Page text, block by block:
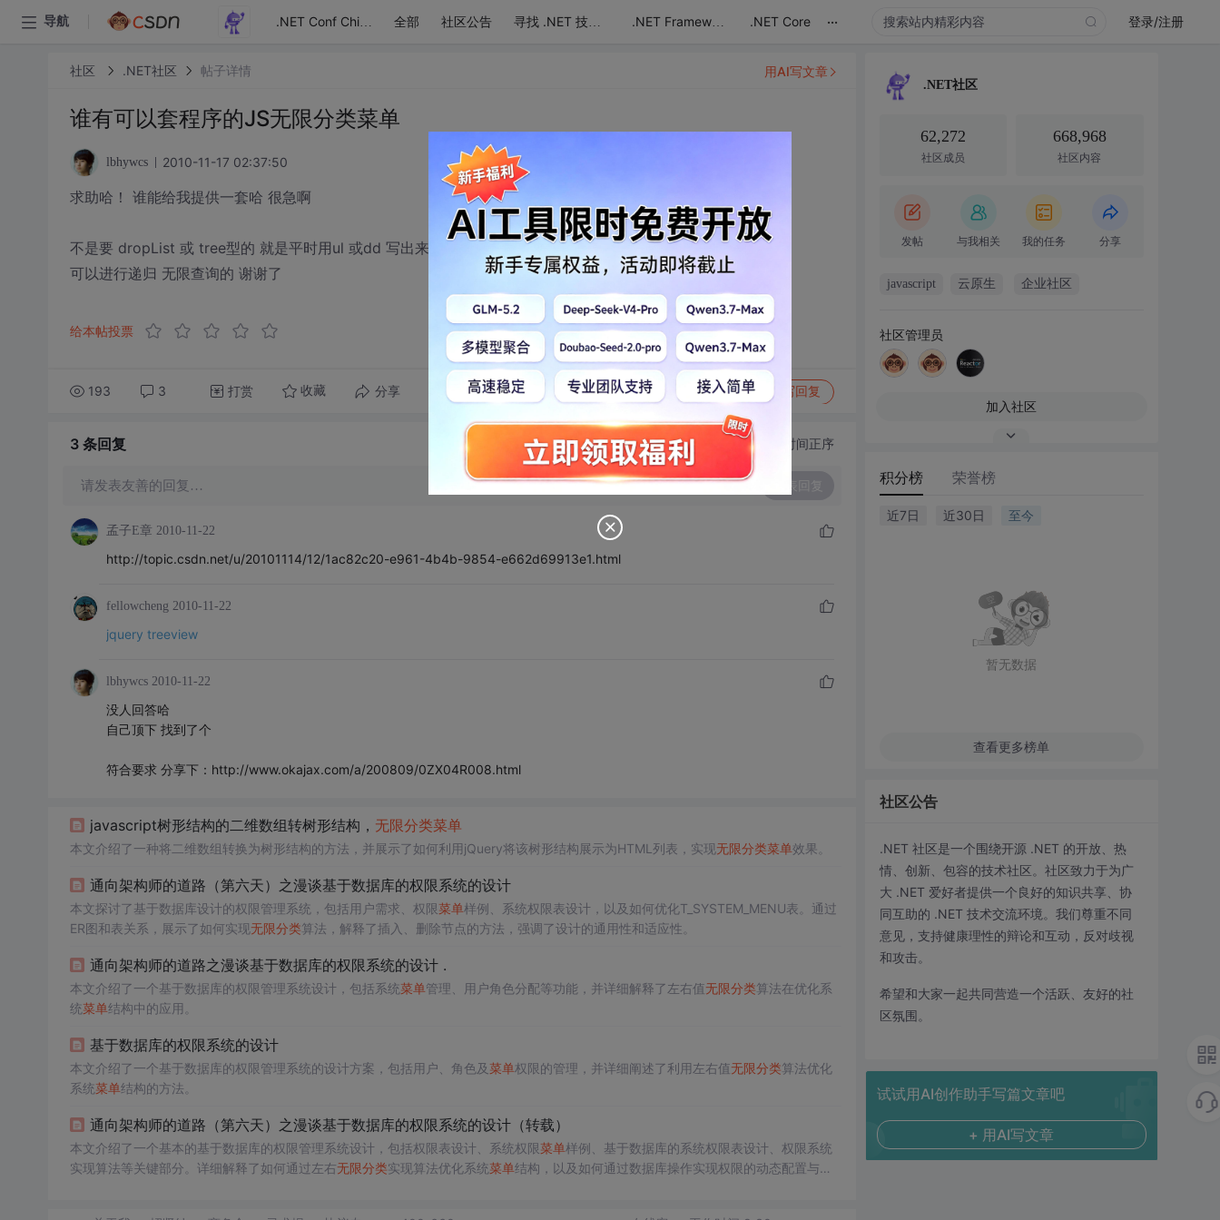
导航 .NET Conf China 全部 社区公告 寻找 .NET 技术达人 .NET Framework .NET Core ... 登录/注册
社区 .NET社区 帖子详情
谁有可以套程序的JS无限分类菜单
lbhywcs 2010-11-17 02:37:50
求助哈！ 谁能给我提供一套哈 很急啊
不是要 dropList 或 tree型的 就是平时用ul 或dd 写出来的无限菜单
可以进行递归 无限查询的 谢谢了
给本帖投票
193 3 打赏 收藏 分享 转发到动态 举报 写回复
用AI写文章
3 条回复 切换为时间正序
请发表友善的回复…
孟子E章 2010-11-22
http://topic.csdn.net/u/20101114/12/1ac82c20-e961-4b4b-9854-e662d69913e1.html
fellowcheng 2010-11-22
jquery treeview
lbhywcs 2010-11-22
没人回答哈
自己顶下 找到了个
符合要求 分享下：http://www.okajax.com/a/200809/0ZX04R008.html
javascript树形结构的二维数组转树形结构， 无限分类菜单
本文介绍了一种将二维数组转换为树形结构的方法，并展示了如何利用jQuery将该树形结构展示为HTML列表，实现无限分类菜单效果。
通向架构师的道路（第六天）之漫谈基于数据库的权限系统的设计
本文探讨了基于数据库设计的权限管理系统，包括用户需求、权限菜单样例、系统权限表设计，以及如何优化T_SYSTEM_MENU表。通过
ER图和表关系，展示了如何实现无限分类算法，解释了插入、删除节点的方法，强调了设计的通用性和适应性。
通向架构师的道路之漫谈基于数据库的权限系统的设计 .
本文介绍了一个基于数据库的权限管理系统设计，包括系统菜单管理、用户角色分配等功能，并详细解释了左右值无限分类算法在优化系
统菜单结构中的应用。
基于数据库的权限系统的设计
本文介绍了一个基于数据库的权限管理系统的设计方案，包括用户、角色及 菜单权限的管理，并详细阐述了利用左右值无限分类算法优化
系统菜单结构的方法。
通向架构师的道路（第六天）之漫谈基于数据库的权限系统的设计（转载）
本文介绍了一个基本的基于数据库的权限管理系统设计，包括权限表设计、系统权限菜单样例、基于数据库的系统权限表设计、权限系统
实现算法等关键部分。详细解释了如何通过左右无限分类实现算法优化系统菜单结构，以及如何通过数据库操作实现权限的动态配置与角
.NET社区
62,272
社区成员
668,968
社区内容
发帖 与我相关 我的任务 分享
javascript 云原生 企业社区
社区管理员
加入社区
积分榜 荣誉榜
近7日 近30日 至今
暂无数据
查看更多榜单
社区公告
.NET 社区是一个围绕开源 .NET 的开放、热
情、创新、包容的技术社区。社区致力于为广
大 .NET 爱好者提供一个良好的知识共享、协
同互助的 .NET 技术交流环境。我们尊重不同
意见，支持健康理性的辩论和互动，反对歧视
和攻击。
希望和大家一起共同营造一个活跃、友好的社
区氛围。
试试用AI创作助手写篇文章吧
+ 用AI写文章